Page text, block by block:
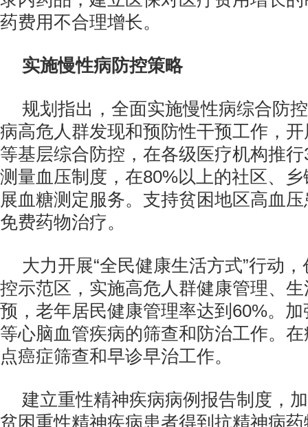
药费用不合理增长。
实施慢性病防控策略
规划指出，全面实施慢性病综合防
病高危人群发现和预防性干预工作，
等基层综合防控，在各级医疗机构推
测量血压制度，在80%以上的社区、
展血糖测定服务。支持贫困地区高血
免费药物治疗。
大力开展“全民健康生活方式”行动
控示范区，实施高危人群健康管理、
预，老年居民健康管理率达到60%。
等心脑血管疾病的筛查和防治工作。
点癌症筛查和早诊早治工作。
建立重性精神疾病病例报告制度，
贫困重性精神疾病患者得到抗精神病